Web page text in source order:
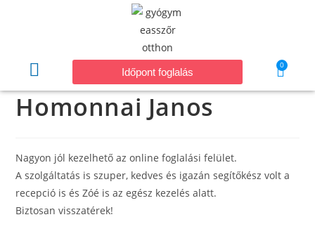
Időpont foglalás
0
Homonnai Janos
Nagyon jól kezelhető az online foglalási felület.
A szolgáltatás is szuper, kedves és igazán segítőkész volt a
recepció is és Zóé is az egész kezelés alatt.
Biztosan visszatérek!